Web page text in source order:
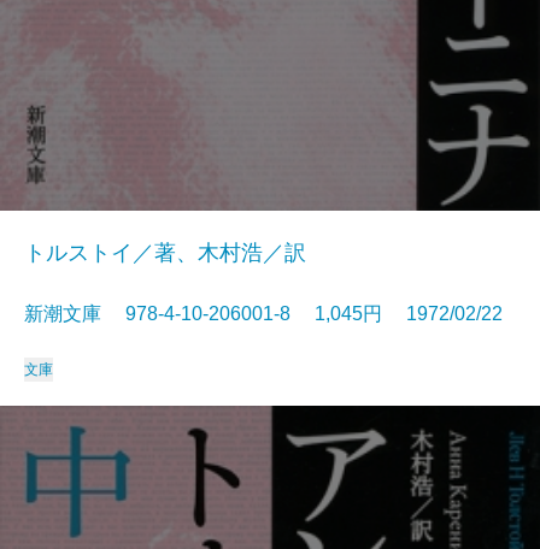
トルストイ／著、木村浩／訳
新潮文庫 978-4-10-206001-8 1,045円 1972/02/22
文庫